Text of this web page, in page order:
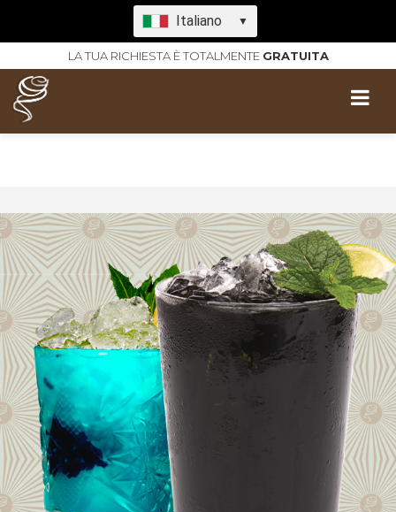
Italiano ▼
LA TUA RICHIESTA È TOTALMENTE GRATUITA